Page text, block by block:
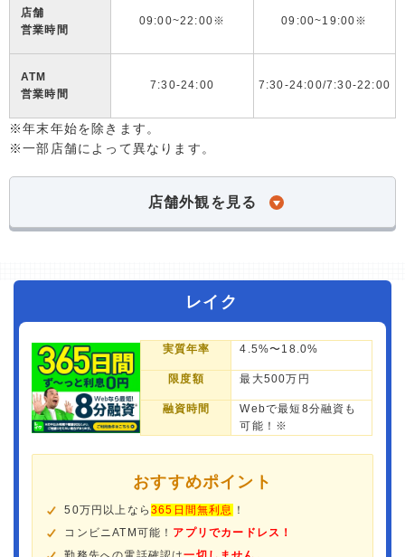
店舗
営業時間
09:00~22:00※ 09:00~19:00※
ATM
営業時間
7:30-24:00 7:30-24:00/7:30-22:00
※年末年始を除きます。
※一部店舗によって異なります。
店舗外観を見る
レイク
実質年率 4.5%〜18.0%
限度額 最大500万円
融資時間
Webで最短8分融資も
可能！※
おすすめポイント
50万円以上なら365日間無利息 ！
コンビニATM可能！ アプリでカードレス！